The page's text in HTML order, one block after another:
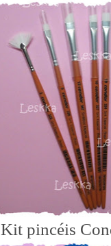
Kit pincéis